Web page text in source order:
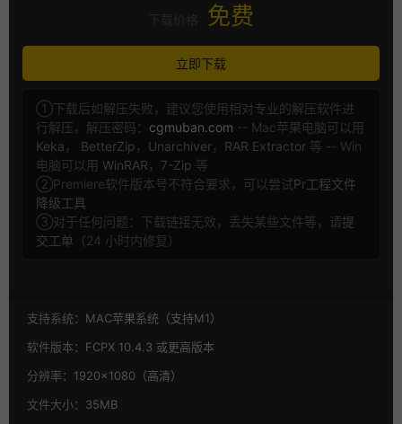
免费
立即下载
①下载后如解压失败，建议您使用相对专业的解压软件进
行解压，解压密码： cgmuban.com -- Mac苹果电脑可以用
Keka ， BetterZip ， Unarchiver， RAR Extractor 等 -- Win
电脑可以用 WinRAR ， 7-Zip 等
②Premiere软件版本号不符合要求，可以尝试Pr工程文件
降级工具
③对于任何问题：下载链接无效，丢失某些文件等，请提
交工单 （24 小时内修复）
支持系统： MAC苹果系统（支持M1）
软件版本： FCPX 10.4.3 或更高版本
分辨率： 1920×1080（高清）
文件大小： 35MB